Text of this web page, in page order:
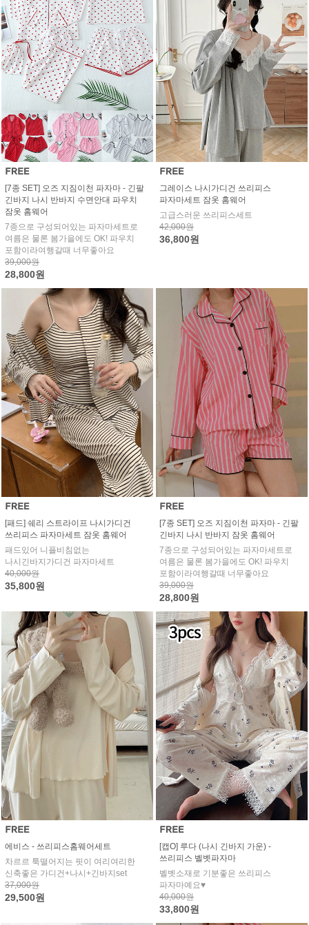
[7종 SET] 오즈 지짐이천 파자마 - 긴팔
긴바지 나시 반바지 수면안대 파우치
잠옷 홈웨어
7종으로 구성되어있는 파자마세트로
여름은 물론 봄가을에도 OK! 파우치
포함이라여행갈때 너무좋아요
39,000원
28,800원
그레이스 나시가디건 쓰리피스
파자마세트 잠옷 홈웨어
고급스러운 쓰리피스세트
42,000원
36,800원
[패드] 쉐리 스트라이프 나시가디건
쓰리피스 파자마세트 잠옷 홈웨어
패드있어 니플비침없는
나시긴바지가디건 파자마세트
40,000원
35,800원
[7종 SET] 오즈 지짐이천 파자마 - 긴팔
긴바지 나시 반바지 잠옷 홈웨어
7종으로 구성되어있는 파자마세트로
여름은 물론 봄가을에도 OK! 파우치
포함이라여행갈때 너무좋아요
39,000원
28,800원
에비스 - 쓰리피스홈웨어세트
차르르 툭떨어지는 핏이 여리여리한
신축좋은 가디건+나시+긴바지set
37,000원
29,500원
[캡O] 루다 (나시 긴바지 가운) -
쓰리피스 벨벳파자마
벨벳소재로 기분좋은 쓰리피스
파자마예요♥
40,000원
33,800원